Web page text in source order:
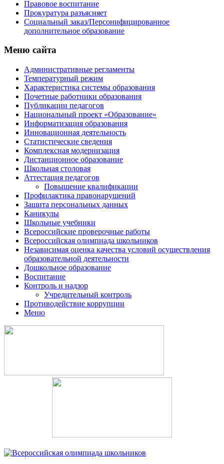
Правовое воспитание
Прокуратура разъясняет
Социальный заказ/Персонифицированное
дополнительное образование
Меню сайта
Административные регламенты
Температурный режим
Характеристика системы образования
Почетные работники образования
Публикации педагогов
Национальный проект «Образование»
Информатизация образования
Инновационная деятельность
Статистические сведения
Комплексная модернизация
Дистанционное образование
Школьная столовая
Аттестация педагогов
Повышение квалификации
Профилактика правонарушений
Защита персональных данных
Каникулы
Школьные учебники
Всероссийские проверочные работы
Всероссийская олимпиада школьников
Независимая оценка качества условий осуществления
образовательной деятельности
Дошкольное образование
Воспитание
Контроль и надзор
Учредительный контроль
Противодействие коррупции
Меню